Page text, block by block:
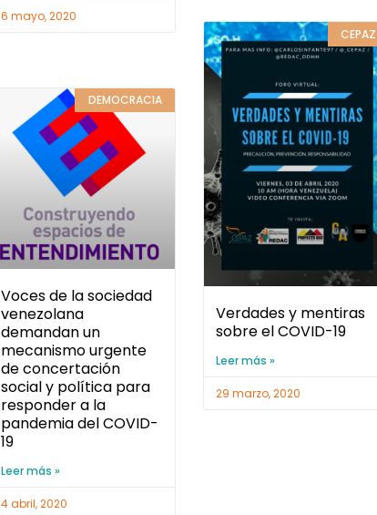
6 mayo, 2020
DEMOCRACIA
Voces de la sociedad
venezolana
demandan un
mecanismo urgente
de concertación
social y política para
responder a la
pandemia del COVID-
19
Leer más »
4 abril, 2020
CEPAZ
Verdades y mentiras
sobre el COVID-19
Leer más »
29 marzo, 2020